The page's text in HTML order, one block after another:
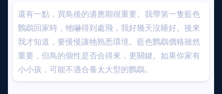
還有一點，買鳥後的適應期很重要。我帶第一隻藍色
鸚鵡回家時，牠嚇得到處飛，我好幾天沒睡好。後來
我才知道，要慢慢讓牠熟悉環境。藍色鸚鵡價格雖然
重要，但鳥的個性是否合得來，更關鍵。如果你家有
小小孩，可能不適合養太大型的鸚鵡。